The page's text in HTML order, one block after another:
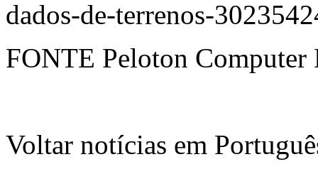
dados-de-terrenos-
FONTE Peloton Computer
Voltar notícias em